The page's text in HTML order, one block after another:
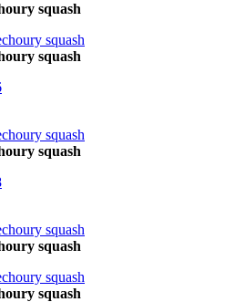
squash
squash
squash
squash
squash